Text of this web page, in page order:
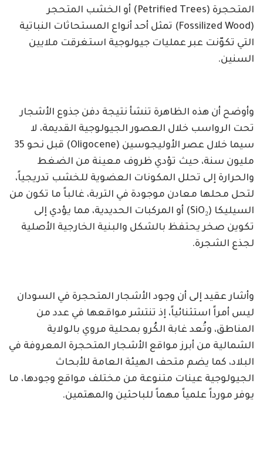
المتحجرة (Petrified Trees) أو الخشب المتحجر
(Fossilized Wood) تمثل أحد أنواع المستحاثات النباتية
التي تكوّنت عبر عمليات جيولوجية استغرقت ملايين
السنين.
وأوضح أن هذه الظاهرة تنشأ نتيجة دفن جذوع الأشجار
تحت الرواسب خلال العصور الجيولوجية القديمة، لا
سيما خلال عصر الأوليجوسين (Oligocene) قبل نحو 35
مليون سنة، حيث تؤدي ظروف معينة من الضغط
والحرارة إلى تحلل المكونات العضوية للخشب تدريجياً،
لتحل محلها معادن موجودة في التربة، غالباً ما تكون من
السيليكا (SiO₂) أو المركبات الحديدية، مما يؤدي إلى
تكوين صخر يحتفظ بالشكل والبنية الخارجية الأصلية
لجذع الشجرة.
وأشار عقيد إلى أن وجود الأشجار المتحجرة في السودان
ليس أمراً استثنائياً، إذ تنتشر مواقعها في عدد من
المناطق، وتُعد غابة الكُرو بمحلية مروي بالولاية
الشمالية من أبرز مواقع الأشجار المتحجرة المعروفة في
البلاد، كما يضم متحف الهيئة العامة للأبحاث
الجيولوجية عينات متنوعة من مختلف مواقع وجودها، ما
يوفر مورداً علمياً مهماً للباحثين والمهتمين.